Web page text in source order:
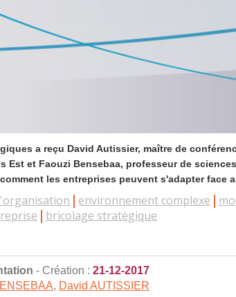
a reçu David Autissier, maître de
Est et Faouzi Bensebaa, professeur de
les entreprises peuvent s'adapter face
environnement complexe
bricolage stratégique
- Création : 21-12-2017
, David AUTISSIER